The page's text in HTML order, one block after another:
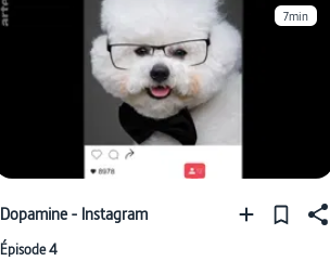
7min
Dopamine - Instagram
Épisode 4